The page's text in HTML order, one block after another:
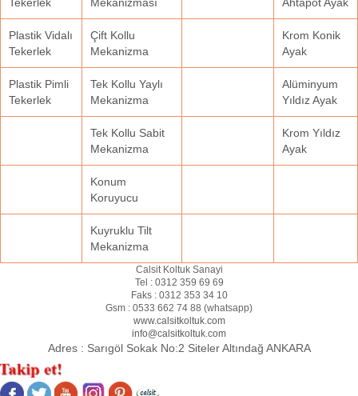
Plastik Vidalı
Tekerlek
Çift Kollu
Mekanizma
Krom Konik
Ayak
Plastik Pimli
Tekerlek
Tek Kollu Yaylı
Mekanizma
Alüminyum
Yıldız Ayak
Tek Kollu Sabit
Mekanizma
Krom Yıldız
Ayak
Konum
Koruyucu
Kuyruklu Tilt
Mekanizma
Calsit Koltuk Sanayi
Tel : 0312 359 69 69
Faks : 0312 353 34 10
Gsm : 0533 662 74 88 (whatsapp)
www.calsitkoltuk.com
info@calsitkoltuk.com
Adres : Sarıgöl Sokak No:2 Siteler Altındağ ANKARA